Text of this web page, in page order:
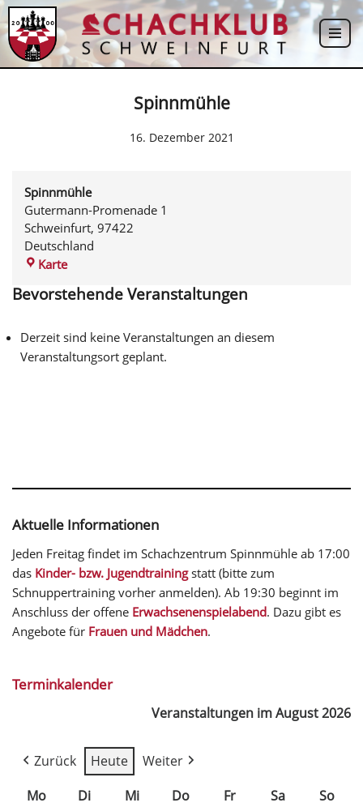
Zum
Inhalt
Spinnmühle
16. Dezember 2021
Spinnmühle
Gutermann-Promenade 1
Schweinfurt, 97422
Deutschland
Karte
Bevorstehende Veranstaltungen
Derzeit sind keine Veranstaltungen an diesem
Veranstaltungsort geplant.
Aktuelle Informationen
Jeden Freitag findet im Schachzentrum Spinnmühle ab 17:00
das Kinder- bzw. Jugendtrainingstatt (bitte zum
Schnuppertraining vorher anmelden). Ab 19:30 beginnt im
Anschluss der offene Erwachsenenspielabend. Dazu gibt es
Angebote für Frauen und Mädchen.
Terminkalender
Veranstaltungen im August 2026
Zurück Heute
Weiter
Mo
Di Mi Do Fr Sa So